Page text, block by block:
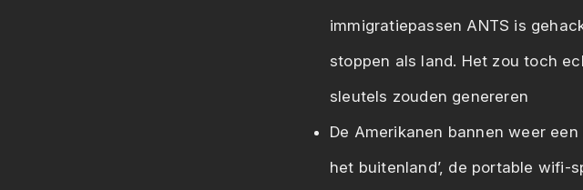
immigratiepassen ANTS is
stoppen als land. Het zou toch
sleutels zouden genereren
De Amerikanen bannen weer
het buitenland’, de portable wifi-